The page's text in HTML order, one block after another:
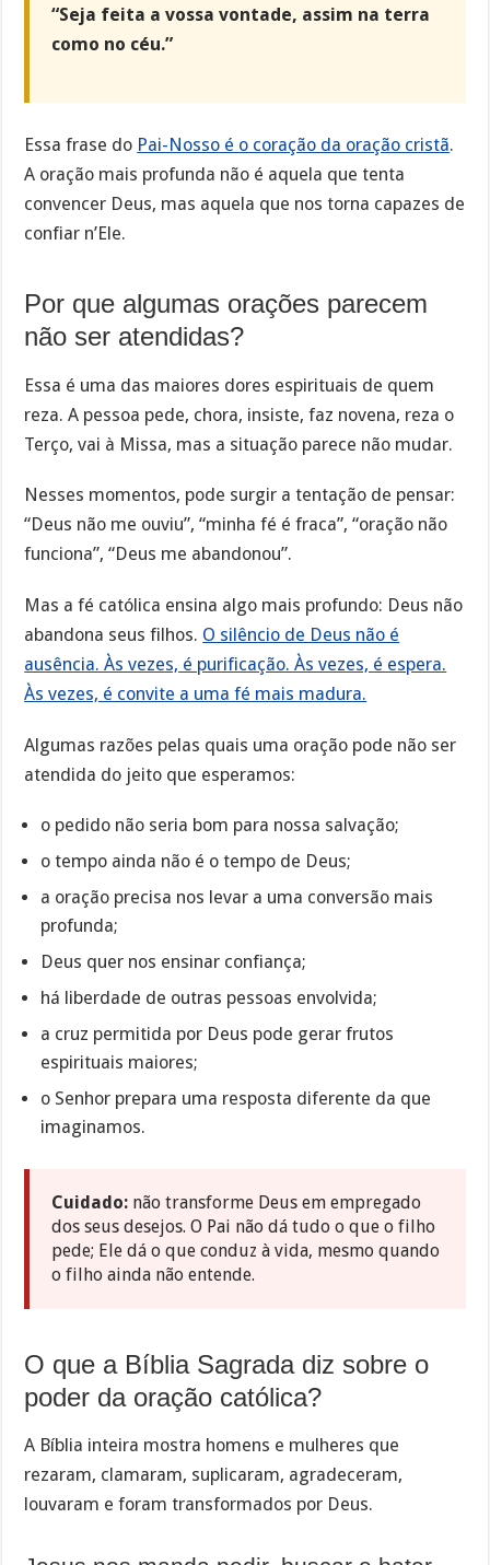
“Seja feita a vossa vontade, assim na terra
como no céu.”
Essa frase do Pai-Nosso é o coração da oração cristã.
A oração mais profunda não é aquela que tenta
convencer Deus, mas aquela que nos torna capazes de
confiar n’Ele.
Por que algumas orações parecem
não ser atendidas?
Essa é uma das maiores dores espirituais de quem
reza. A pessoa pede, chora, insiste, faz novena, reza o
Terço, vai à Missa, mas a situação parece não mudar.
Nesses momentos, pode surgir a tentação de pensar:
“Deus não me ouviu”, “minha fé é fraca”, “oração não
funciona”, “Deus me abandonou”.
Mas a fé católica ensina algo mais profundo: Deus não
abandona seus filhos. O silêncio de Deus não é
ausência. Às vezes, é purificação. Às vezes, é espera.
Às vezes, é convite a uma fé mais madura.
Algumas razões pelas quais uma oração pode não ser
atendida do jeito que esperamos:
o pedido não seria bom para nossa salvação;
o tempo ainda não é o tempo de Deus;
a oração precisa nos levar a uma conversão mais
profunda;
Deus quer nos ensinar confiança;
há liberdade de outras pessoas envolvida;
a cruz permitida por Deus pode gerar frutos
espirituais maiores;
o Senhor prepara uma resposta diferente da que
imaginamos.
Cuidado: não transforme Deus em empregado
dos seus desejos. O Pai não dá tudo o que o filho
pede; Ele dá o que conduz à vida, mesmo quando
o filho ainda não entende.
O que a Bíblia Sagrada diz sobre o
poder da oração católica?
A Bíblia inteira mostra homens e mulheres que
rezaram, clamaram, suplicaram, agradeceram,
louvaram e foram transformados por Deus.